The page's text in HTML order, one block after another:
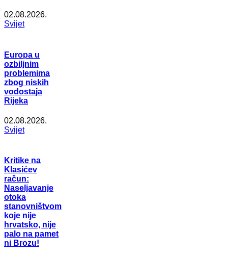
02.08.2026.
Svijet
Europa u
ozbiljnim
problemima
zbog niskih
vodostaja
Rijeka
02.08.2026.
Svijet
Kritike na
Klasićev
račun:
Naseljavanje
otoka
stanovništvom
koje nije
hrvatsko, nije
palo na pamet
ni Brozu!